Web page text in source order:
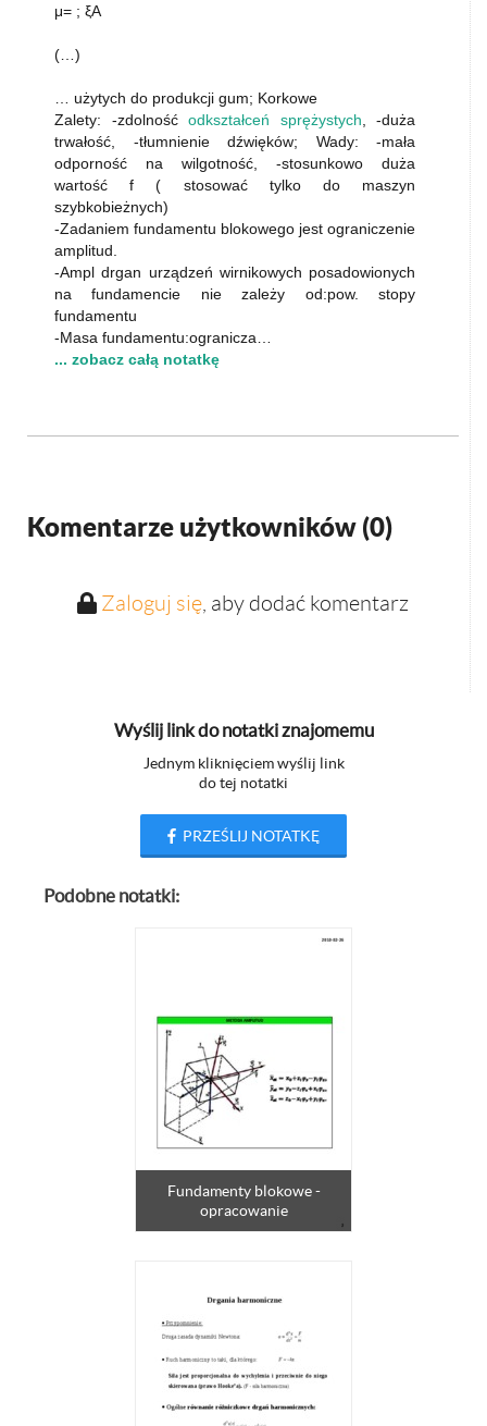
μ= ; ξA
(…)
… użytych do produkcji gum; Korkowe
Zalety: -zdolność odkształceń sprężystych , -duża
trwałość, -tłumnienie dźwięków; Wady: -mała
odporność na wilgotność, -stosunkowo duża
wartość f ( stosować tylko do maszyn
szybkobieżnych)
-Zadaniem fundamentu blokowego jest ograniczenie
amplitud.
-Ampl drgan urządzeń wirnikowych posadowionych
na fundamencie nie zależy od:pow. stopy
fundamentu
-Masa fundamentu:ogranicza…
... zobacz całą notatkę
Komentarze użytkowników (0)
Zaloguj się, aby dodać komentarz
Wyślij link do notatki znajomemu
Jednym kliknięciem wyślij link
do tej notatki
PRZEŚLIJ NOTATKĘ
Podobne notatki:
Fundamenty blokowe -
opracowanie